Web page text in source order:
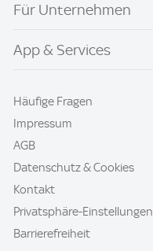
Für Unternehmen
App & Services
Häufige Fragen
Impressum
AGB
Datenschutz & Cookies
Kontakt
Privatsphäre-Einstellungen
Barrierefreiheit